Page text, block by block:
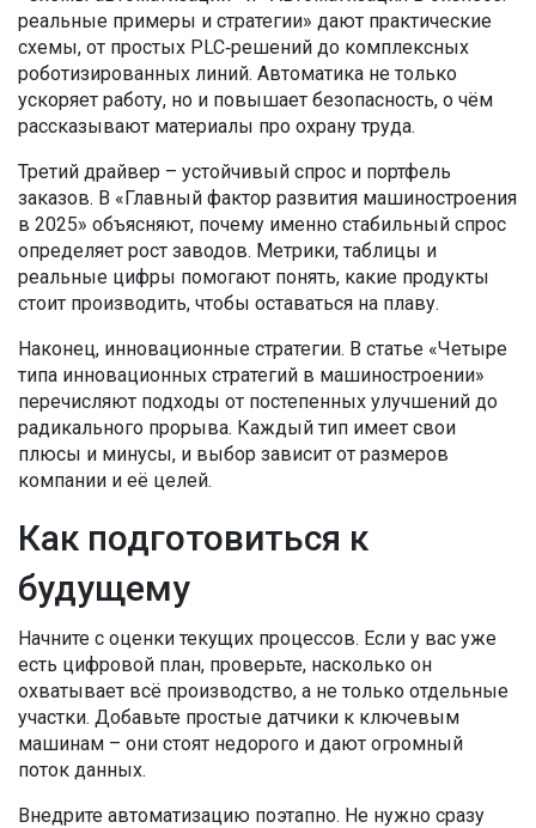
реальные примеры и стратегии» дают практические
схемы, от простых PLC‑решений до комплексных
роботизированных линий. Автоматика не только
ускоряет работу, но и повышает безопасность, о чём
рассказывают материалы про охрану труда.
Третий драйвер – устойчивый спрос и портфель
заказов. В «Главный фактор развития машиностроения
в 2025» объясняют, почему именно стабильный спрос
определяет рост заводов. Метрики, таблицы и
реальные цифры помогают понять, какие продукты
стоит производить, чтобы оставаться на плаву.
Наконец, инновационные стратегии. В статье «Четыре
типа инновационных стратегий в машиностроении»
перечисляют подходы от постепенных улучшений до
радикального прорыва. Каждый тип имеет свои
плюсы и минусы, и выбор зависит от размеров
компании и её целей.
Как подготовиться к
будущему
Начните с оценки текущих процессов. Если у вас уже
есть цифровой план, проверьте, насколько он
охватывает всё производство, а не только отдельные
участки. Добавьте простые датчики к ключевым
машинам – они стоят недорого и дают огромный
поток данных.
Внедрите автоматизацию поэтапно. Не нужно сразу